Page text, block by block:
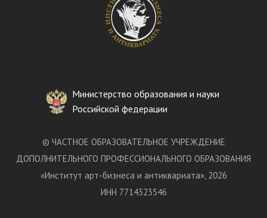
Министерство образования и науки
Российской федерации
© ЧАСТНОЕ ОБРАЗОВАТЕЛЬНОЕ УЧРЕЖДЕНИЕ
ДОПОЛНИТЕЛЬНОГО ПРОФЕССИОНАЛЬНОГО ОБРАЗОВАНИЯ
«Институт арт-бизнеса и антиквариата», 2026
ИНН 7714323546